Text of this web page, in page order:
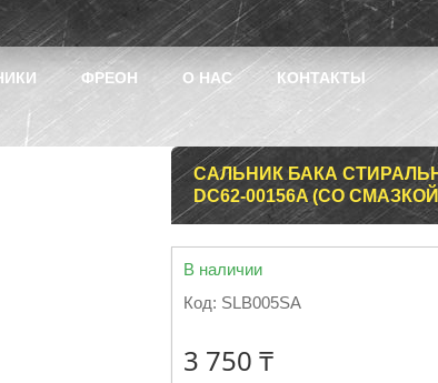
ФРЕОН О НАС КОНТАКТЫ
САЛЬНИК БАКА
DC62-00156A (СО
В наличии
Код: SLB005SA
3 750 ₸